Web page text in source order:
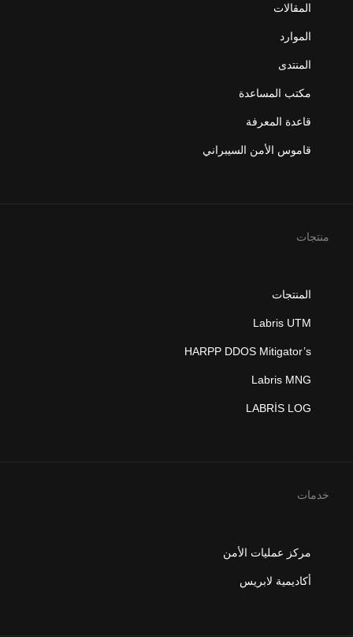
المقالات
الموارد
المنتدى
مكتب المساعدة
قاعدة المعرفة
قاموس الأمن السيبراني
منتجات
المنتجات
Labris UTM
HARPP DDOS Mitigator’s
Labris MNG
LABRİS LOG
خدمات
مركز عمليات الأمن
أكاديمية لابريس